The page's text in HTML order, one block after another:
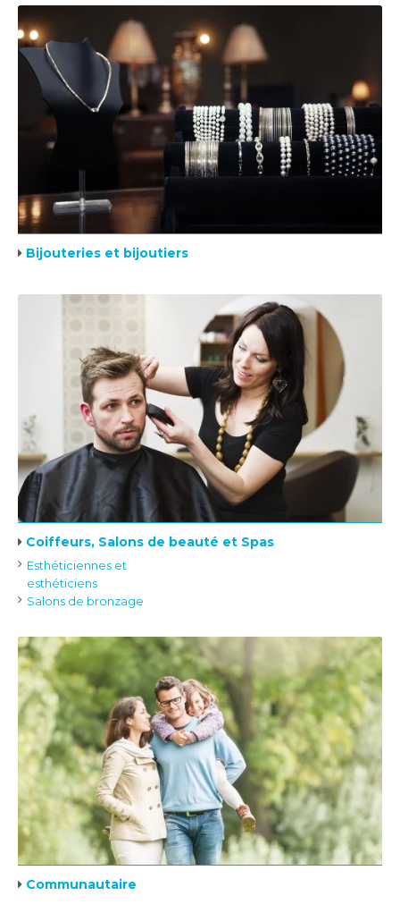
Bijouteries et bijoutiers
Coiffeurs, Salons de beauté et Spas
Esthéticiennes et
esthéticiens
Salons de bronzage
Communautaire